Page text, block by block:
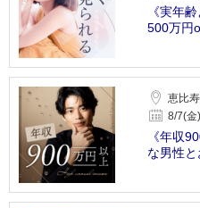
《実年
500万円
恵比
8/7(金
《年収
な男性